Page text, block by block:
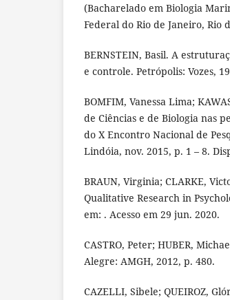
(Bacharelado em Biologia
Federal do Rio de Janeiro, Rio
BERNSTEIN, Basil. A
e controle. Petrópolis: Vozes,
BOMFIM, Vanessa Lima;
de Ciências e de Biologia nas
do X Encontro Nacional de
Lindóia, nov. 2015, p. 1 – 8.
BRAUN, Virginia; CLARKE,
Qualitative Research in
em: . Acesso em 29 jun. 2020.
CASTRO, Peter; HUBER,
Alegre: AMGH, 2012, p. 480.
CAZELLI, Sibele; QUEIROZ,